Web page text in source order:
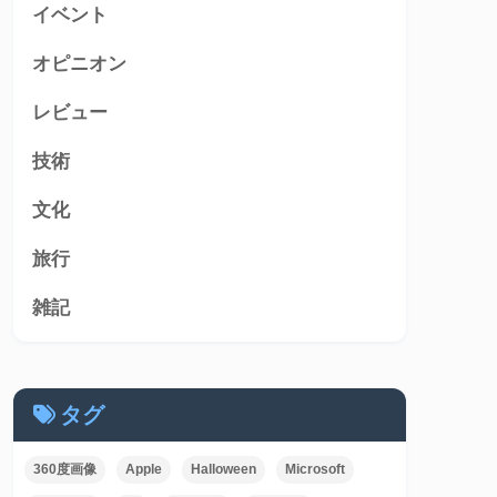
イベント
オピニオン
レビュー
技術
文化
旅行
雑記
タグ
360度画像 Apple Halloween Microsoft